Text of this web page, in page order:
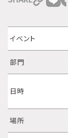
イベント
部門
日時
場所